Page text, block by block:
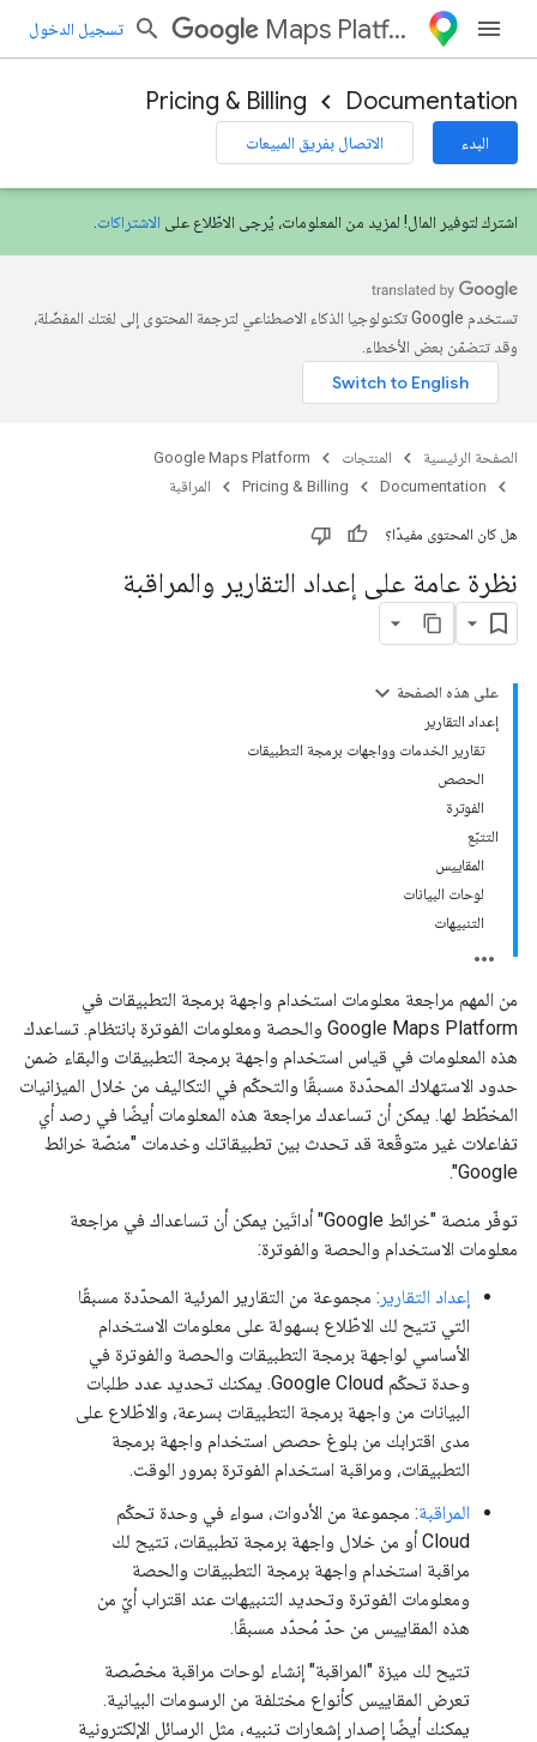
Maps Platform تسجيل الدخول
Documentation
Pricing & Billing
البدء الاتصال بفريق المبيعات
اشترك لتوفير المال! لمزيد من المعلومات، يُرجى الاطّلاع على الاشتراكات
تستخدم Google تكنولوجيا الذكاء الاصطناعي لترجمة المحتوى إلى لغتك المفضّلة،
وقد تتضمّن بعض الأخطاء.
الصفحة الرئيسية المنتجات
Google Maps Platform
Documentation
Pricing & Billing المراقبة
هل كان المحتوى مفيدًا؟
نظرة عامة على إعداد التقارير والمراقبة
على هذه الصفحة
إعداد التقارير
تقارير الخدمات وواجهات برمجة التطبيقات
الحصص
الفوترة
التتبّع
المقاييس
لوحات البيانات
التنبيهات
من المهم مراجعة معلومات استخدام واجهة برمجة التطبيقات في
Google Maps Platform والحصة ومعلومات الفوترة بانتظام. تساعدك
هذه المعلومات في قياس استخدام واجهة برمجة التطبيقات والبقاء ضمن
حدود الاستهلاك المحدّدة مسبقًا والتحكّم في التكاليف من خلال الميزانيات
المخطّط لها. يمكن أن تساعدك مراجعة هذه المعلومات أيضًا في رصد أي
تفاعلات غير متوقّعة قد تحدث بين تطبيقاتك وخدمات "منصّة خرائط
Google".
توفّر منصة "خرائط Google" أداتَين يمكن أن تساعداك في مراجعة
معلومات الاستخدام والحصة والفوترة:
إعداد التقارير : مجموعة من التقارير المرئية المحدّدة مسبقًا
التي تتيح لك الاطّلاع بسهولة على معلومات الاستخدام
الأساسي لواجهة برمجة التطبيقات والحصة والفوترة في
وحدة تحكّم Google Cloud. يمكنك تحديد عدد طلبات
البيانات من واجهة برمجة التطبيقات بسرعة، والاطّلاع على
مدى اقترابك من بلوغ حصص استخدام واجهة برمجة
التطبيقات، ومراقبة استخدام الفوترة بمرور الوقت.
المراقبة: مجموعة من الأدوات، سواء في وحدة تحكّم
Cloud أو من خلال واجهة برمجة تطبيقات، تتيح لك
مراقبة استخدام واجهة برمجة التطبيقات والحصة
ومعلومات الفوترة وتحديد التنبيهات عند اقتراب أيّ من
هذه المقاييس من حدّ مُحدّد مسبقًا.
تتيح لك ميزة "المراقبة" إنشاء لوحات مراقبة مخصّصة
تعرض المقاييس كأنواع مختلفة من الرسومات البيانية.
يمكنك أيضًا إصدار إشعارات تنبيه، مثل الرسائل الإلكترونية